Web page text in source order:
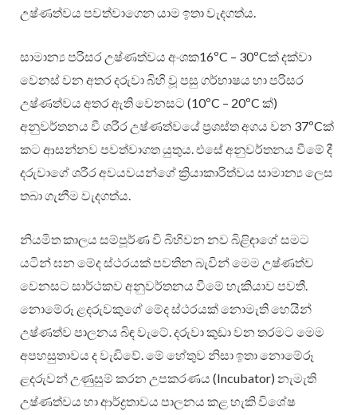
උෂ්ණත්වය පවත්වාගෙන යාම ඉතා වැදගත්ය.
සාමාන්‍ය පරිසර උෂ්ණත්වය අංශක16ºC – 30ºCක්‍ දක්වා
වෙනස් වන අතර දරුවා බිහි වූ පසු ගර්භාෂය හා පරිසර
උෂ්ණත්වය අතර ඇති වෙනසට (10ºC – 20ºC ක්‍)
අනුවර්තනය වී ශරීර උෂ්ණත්වයේ ප්‍රශස්ත අගය වන 37ºCක්‍
කට ආසන්නව පවත්වාගත යුතුය. එසේ අනුවර්තනය වීමේ දී
දරුවාගේ ශරීර අවයවයන්ගේ ක්‍රියාකාරිත්වය සාමාන්‍ය ලෙස
තබා ගැනීම වැදගත්ය.
නියමිත කාලය සම්පූර්ණ වි බිහිවන නව බිළිඳාගේ සමට
යටින් ඝන මේද ස්ථරයක් පවතින බැවින් මෙම උෂ්ණත්ව
වෙනසට සාර්ථකව අනුවර්තනය වීමේ හැකියාව පවතී.
නොමේරූ ළදරුවකුගේ මේද ස්ථරයක් නොමැති හෙයින්
උෂ්ණත්ව පාලනය බිඳ වැටේ. දරුවා කුඩා වන තරමට මෙම
අපහසුතාවය ද වැඩිවේ. මේ හේතුව නිසා ඉතා නොමේරූ
ළදරුවන් උණුසුම් කරන උපකරණය (Incubator) නැමැති
උෂ්ණත්වය හා ආර්ද්‍රතාවය පාලනය කළ හැකි විශේෂ